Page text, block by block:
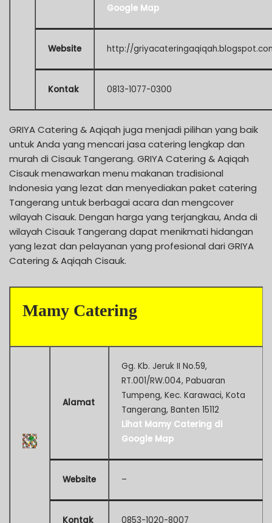
Google Map
Website http://
Kontak 0813-1077-0300
GRIYA Catering & Aqiqah juga menjadi pilihan yang baik
untuk Anda yang mencari jasa catering lengkap dan
murah di Cisauk Tangerang. GRIYA Catering & Aqiqah
Cisauk menawarkan menu makanan tradisional
Indonesia yang lezat dan menyediakan paket catering
Tangerang untuk berbagai acara dan mengcover
wilayah Cisauk. Dengan harga yang terjangkau, Anda di
wilayah Cisauk Tangerang dapat menikmati hidangan
yang lezat dan pelayanan yang profesional dari GRIYA
Catering & Aqiqah Cisauk.
Mamy Catering
Alamat
Gg. Kb. Jeruk II No.59,
RT.001/RW.004, Pabuaran
Tumpeng, Kec. Karawaci, Kota
Tangerang, Banten 15112
Lihat Mamy Catering di
Google Map
Website –
Kontak 0853-1020-8007